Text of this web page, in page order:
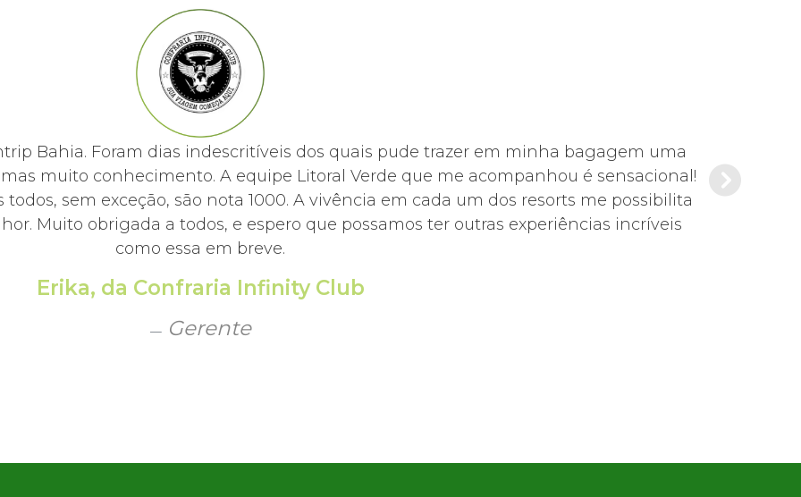
Bahia. Foram dias indescritíveis dos quais pude trazer em minha bagagem uma
muito conhecimento. A equipe Litoral Verde que me acompanhou é sensacional!
sem exceção, são nota 1000. A vivência em cada um dos resorts me possibilita
Muito obrigada a todos, e espero que possamos ter outras experiências incríveis
como essa em breve.
Erika, da Confraria Infinity Club
Gerente